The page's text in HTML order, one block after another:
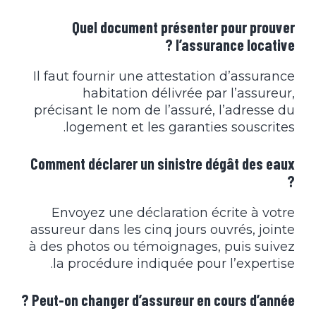
Quel document présenter pour prouver
l’assurance locative ?
Il faut fournir une attestation d’assurance
habitation délivrée par l’assureur,
précisant le nom de l’assuré, l’adresse du
logement et les garanties souscrites.
Comment déclarer un sinistre dégât des eaux
?
Envoyez une déclaration écrite à votre
assureur dans les cinq jours ouvrés, jointe
à des photos ou témoignages, puis suivez
la procédure indiquée pour l’expertise.
Peut-on changer d’assureur en cours d’année ?